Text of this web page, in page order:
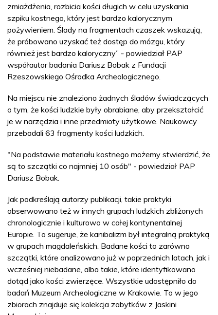
zmiażdżenia, rozbicia kości długich w celu uzyskania
szpiku kostnego, który jest bardzo kalorycznym
pożywieniem. Ślady na fragmentach czaszek wskazują,
że próbowano uzyskać też dostęp do mózgu, który
również jest bardzo kaloryczny” - powiedział PAP
współautor badania Dariusz Bobak z Fundacji
Rzeszowskiego Ośrodka Archeologicznego.
Na miejscu nie znaleziono żadnych śladów świadczących
o tym, że kości ludzkie były obrabiane, aby przekształcić
je w narzędzia i inne przedmioty użytkowe. Naukowcy
przebadali 63 fragmenty kości ludzkich.
"Na podstawie materiału kostnego możemy stwierdzić, że
są to szczątki co najmniej 10 osób" - powiedział PAP
Dariusz Bobak.
Jak podkreślają autorzy publikacji, takie praktyki
obserwowano też w innych grupach ludzkich zbliżonych
chronologicznie i kulturowo w całej kontynentalnej
Europie. To sugeruje, że kanibalizm był integralną praktyką
w grupach magdaleńskich. Badane kości to zarówno
szczątki, które analizowano już w poprzednich latach, jak i
wcześniej niebadane, albo takie, które identyfikowano
dotąd jako kości zwierzęce. Wszystkie udostępniło do
badań Muzeum Archeologiczne w Krakowie. To w jego
zbiorach znajduje się kolekcja zabytków z Jaskini